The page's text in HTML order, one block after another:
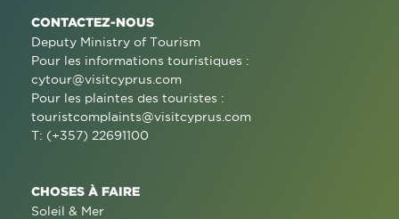
CONTACTEZ-NOUS
Deputy Ministry of Tourism
Pour les informations touristiques :
cytour@visitcyprus.com
Pour les plaintes des touristes :
touristcomplaints@visitcyprus.com
T: (+357) 22691100
CHOSES À FAIRE
Soleil & Mer